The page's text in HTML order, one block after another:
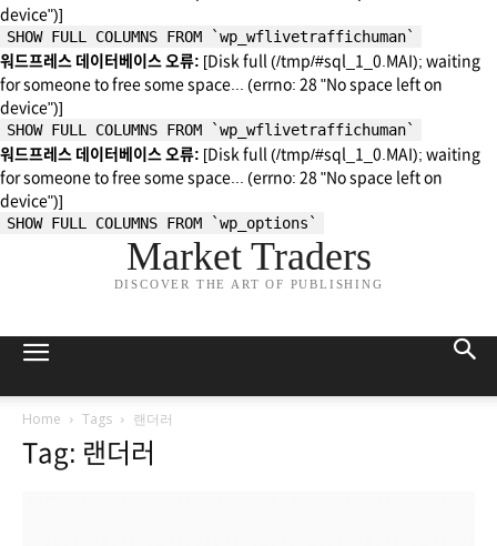
device")]
SHOW FULL COLUMNS FROM `wp_wflivetraffichuman`
워드프레스 데이터베이스 오류: [Disk full (/tmp/#sql_1_0.MAI); waiting
for someone to free some space... (errno: 28 "No space left on
device")]
SHOW FULL COLUMNS FROM `wp_wflivetraffichuman`
워드프레스 데이터베이스 오류: [Disk full (/tmp/#sql_1_0.MAI); waiting
for someone to free some space... (errno: 28 "No space left on
device")]
SHOW FULL COLUMNS FROM `wp_options`
Market Traders
DISCOVER THE ART OF PUBLISHING
Home Tags 랜더러
Tag: 랜더러